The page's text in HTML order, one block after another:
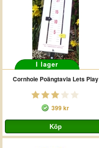
I lager
Cornhole Poängtavla Lets Play
399 kr